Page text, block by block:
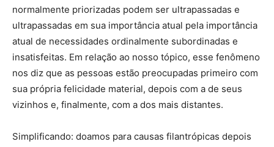
normalmente priorizadas podem ser ultrapassadas e
ultrapassadas em sua importância atual pela importância
atual de necessidades ordinalmente subordinadas e
insatisfeitas. Em relação ao nosso tópico, esse fenômeno
nos diz que as pessoas estão preocupadas primeiro com
sua própria felicidade material, depois com a de seus
vizinhos e, finalmente, com a dos mais distantes.
Simplificando: doamos para causas filantrópicas depois